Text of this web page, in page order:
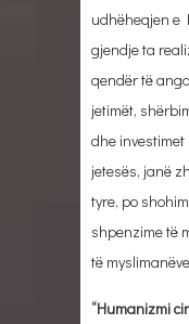
udhëheqjen e
gjendje ta
qendër të
jetimët,
dhe
jetesës, janë
tyre, po
shpenzime të
të
“Humanizmi